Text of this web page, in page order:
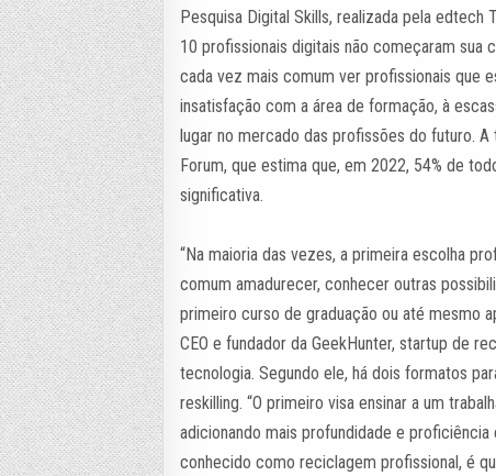
Pesquisa Digital Skills, realizada pela
10 profissionais digitais não começaram sua
cada vez mais comum ver profissionais que
insatisfação com a área de formação, à
lugar no mercado das profissões do futuro.
Forum, que estima que, em 2022, 54% de
significativa.
“Na maioria das vezes, a primeira escolha
comum amadurecer, conhecer outras
primeiro curso de graduação ou até mesmo
CEO e fundador da GeekHunter, startup de
tecnologia. Segundo ele, há dois formatos
reskilling. “O primeiro visa ensinar a um
adicionando mais profundidade e
conhecido como reciclagem profissional, é